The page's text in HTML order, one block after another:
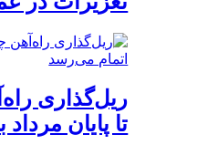
ریل‌گذاری
تا پایان